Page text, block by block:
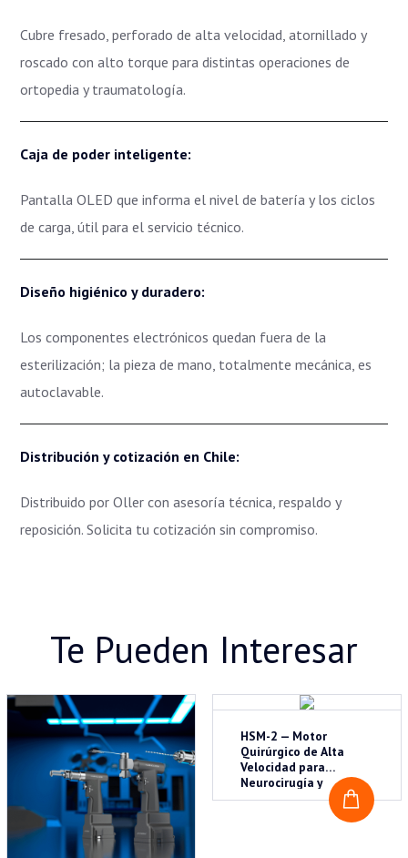
Cubre fresado, perforado de alta velocidad, atornillado y
roscado con alto torque para distintas operaciones de
ortopedia y traumatología.
Caja de poder inteligente:
Pantalla OLED que informa el nivel de batería y los ciclos
de carga, útil para el servicio técnico.
Diseño higiénico y duradero:
Los componentes electrónicos quedan fuera de la
esterilización; la pieza de mano, totalmente mecánica, es
autoclavable.
Distribución y cotización en Chile:
Distribuido por Oller con asesoría técnica, respaldo y
reposición. Solicita tu cotización sin compromiso.
Te Pueden Interesar
HSM-2 — Motor
Quirúrgico de Alta
Velocidad para
Neurocirugía y
Columna